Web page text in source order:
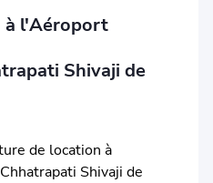
à l'Aéroport
Shivaji de
de location à
Shivaji de